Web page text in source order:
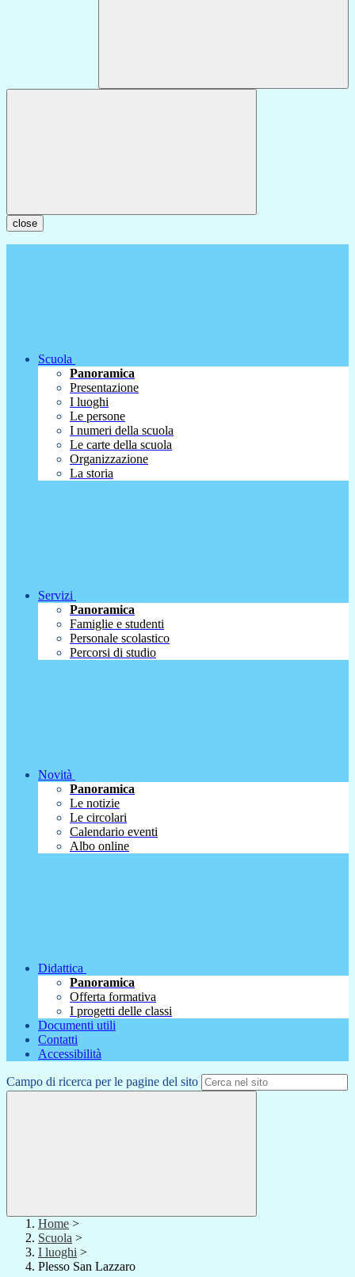
close
Scuola
Panoramica
Presentazione
I luoghi
Le persone
I numeri della scuola
Le carte della scuola
Organizzazione
La storia
Servizi
Panoramica
Famiglie e studenti
Personale scolastico
Percorsi di studio
Novità
Panoramica
Le notizie
Le circolari
Calendario eventi
Albo online
Didattica
Panoramica
Offerta formativa
I progetti delle classi
Documenti utili
Contatti
Accessibilità
Campo di ricerca per le pagine del sito
Home >
Scuola >
I luoghi >
Plesso San Lazzaro